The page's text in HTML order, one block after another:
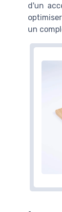
d'un
un